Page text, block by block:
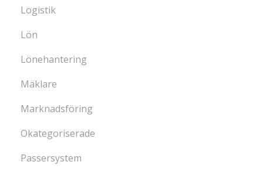
Logistik
Lön
Lönehantering
Mäklare
Marknadsföring
Okategoriserade
Passersystem